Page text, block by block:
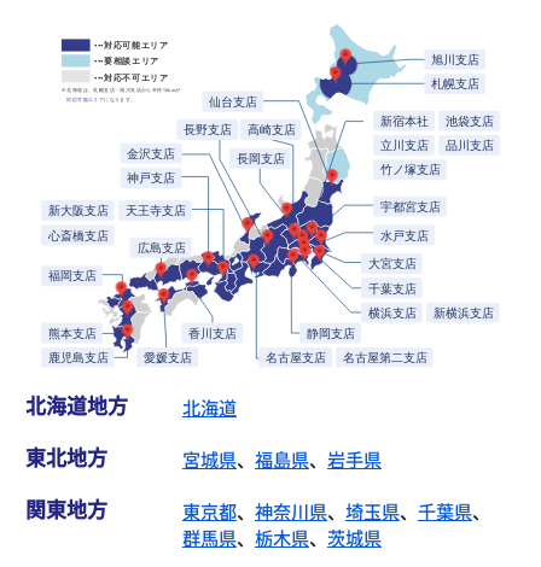
北海道地方 北海道
東北地方 宮城県、 福島県、 岩手県
関東地方 東京都、 神奈川県、 埼玉県、 千葉県、
群馬県、 栃木県、 茨城県